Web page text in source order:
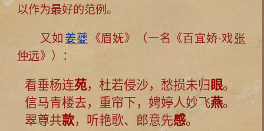
以作为最好的范例。
又如姜夔 《眉妩》（一名《百宜娇·戏张
仲远》）：
看垂杨连苑，杜若侵沙，愁损未归 眼。
信马青楼去，重帘下，娉婷人妙飞燕。
翠尊共款，听艳歌、郎意先感。